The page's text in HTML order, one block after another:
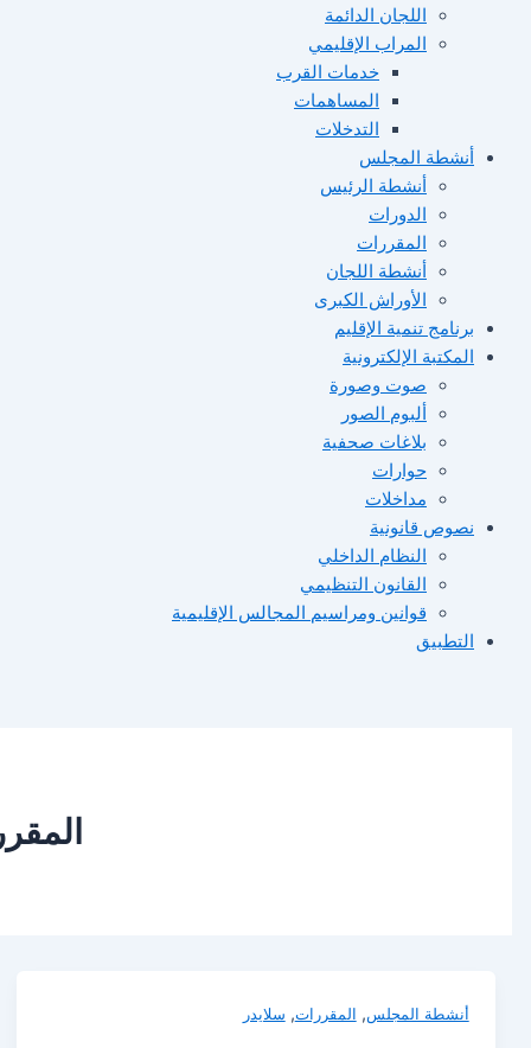
اللجان الدائمة
المراب الإقليمي
خدمات القرب
المساهمات
التدخلات
أنشطة المجلس
أنشطة الرئيس
الدورات
المقررات
أنشطة اللجان
الأوراش الكبرى
برنامج تنمية الإقليم
المكتبة الإلكترونية
صوت وصورة
ألبوم الصور
بلاغات صحفية
حوارات
مداخلات
نصوص قانونية
النظام الداخلي
القانون التنظيمي
قوانين ومراسيم المجالس الإقليمية
التطبيق
أنشطة المجلس,المقررات,سلايدر